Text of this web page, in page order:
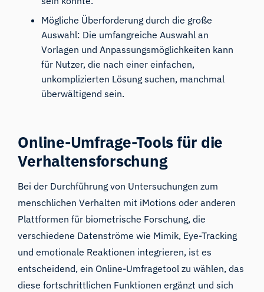
Mögliche Überforderung durch die große
Auswahl: Die umfangreiche Auswahl an
Vorlagen und Anpassungsmöglichkeiten kann
für Nutzer, die nach einer einfachen,
unkomplizierten Lösung suchen, manchmal
überwältigend sein.
Online-Umfrage-Tools für die
Verhaltensforschung
Bei der Durchführung von Untersuchungen zum
menschlichen Verhalten mit iMotions oder anderen
Plattformen für biometrische Forschung, die
verschiedene Datenströme wie Mimik, Eye-Tracking
und emotionale Reaktionen integrieren, ist es
entscheidend, ein Online-Umfragetool zu wählen, das
diese fortschrittlichen Funktionen ergänzt und sich